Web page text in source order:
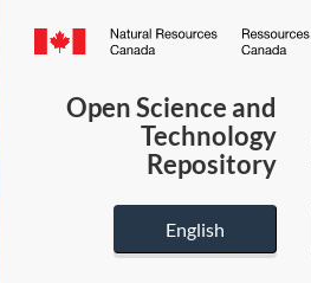
Canada.ca
Open Science and
Technology
Repository
English